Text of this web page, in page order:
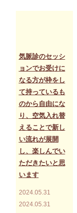
打
む
が
良
い
は
限
ら
な
い。
今
の
メ
ッ
気脈診のセッシ
ョンでお受けに
なる方が枠をし
て持っているも
のから自由にな
り、空気入れ替
えることで新し
い流れが展開
し、楽しんでい
ただきたいと思
います
2024.05.31
2024.05.31